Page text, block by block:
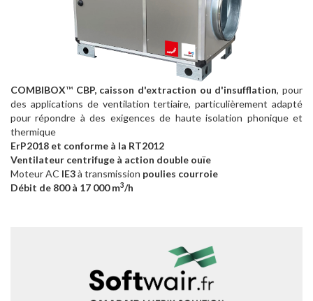
COMBIBOX™ CBP, caisson d'extraction ou d'insufflation, pour
des applications de ventilation tertiaire, particulièrement adapté
pour répondre à des exigences de haute isolation phonique et
thermique
ErP2018 et conforme à la RT2012
Ventilateur centrifuge à action double ouïe
Moteur AC IE3à transmission poulies courroie
Débit de 800 à 17 000 m3/h